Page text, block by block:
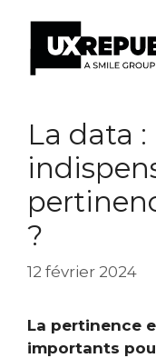
contenuLa data
?
12 février 2024
La pertinence
importants